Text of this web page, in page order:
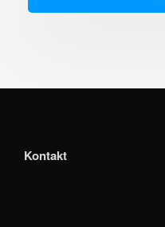
Kontakt